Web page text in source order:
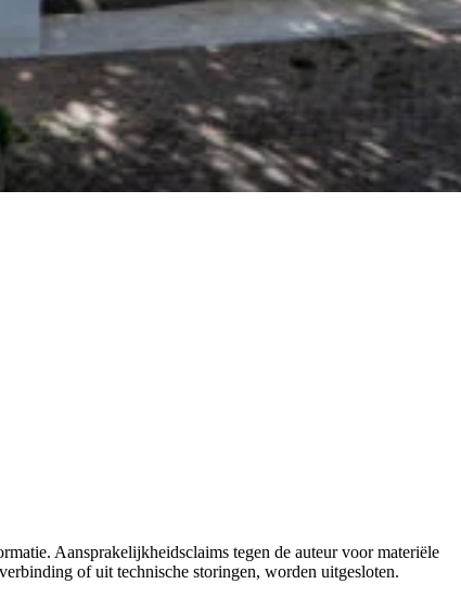
Aansprakelijkheidsclaims tegen de auteur voor materiële
of uit technische storingen, worden uitgesloten.